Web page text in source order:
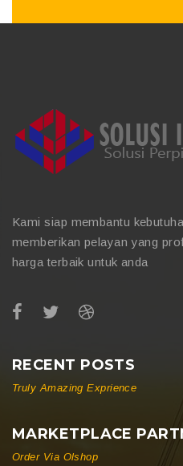
Kami siap membantu
memberikan pelayan yang
harga terbaik untuk anda
RECENT POSTS
Truly Amazing Exprience
MARKETPLACE
Order Via Olshop